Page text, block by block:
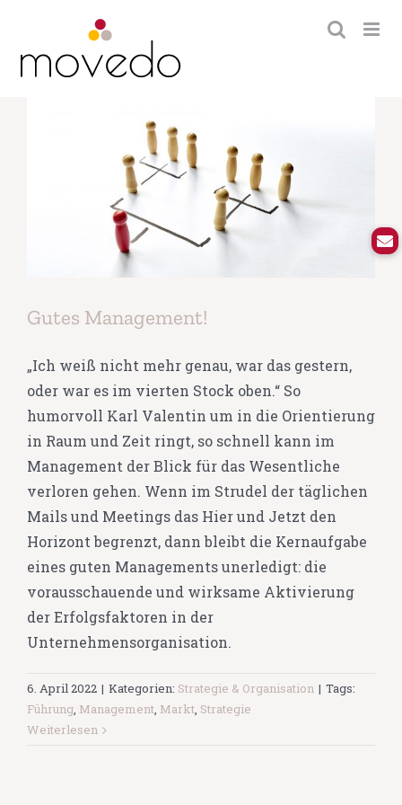
springen
Gutes Management!
„Ich weiß nicht mehr genau, war das gestern,
oder war es im vierten Stock oben.“ So
humorvoll Karl Valentin um in die Orientierung
in Raum und Zeit ringt, so schnell kann im
Management der Blick für das Wesentliche
verloren gehen. Wenn im Strudel der täglichen
Mails und Meetings das Hier und Jetzt den
Horizont begrenzt, dann bleibt die Kernaufgabe
eines guten Managements unerledigt: die
vorausschauende und wirksame Aktivierung
der Erfolgsfaktoren in der
Unternehmensorganisation.
6. April 2022 | Kategorien: Strategie & Organisation | Tags:
Führung, Management, Markt, Strategie
Weiterlesen